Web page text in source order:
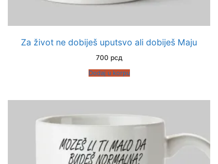
Za život ne dobiješ uputsvo ali dobiješ Maju
700 рсд
Dodaj u korpu